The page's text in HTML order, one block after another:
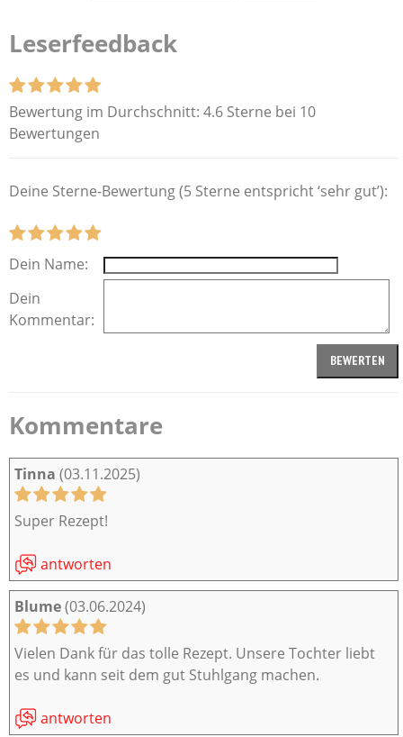
Leserfeedback
Bewertung im Durchschnitt: 4.6 Sterne bei 10
Bewertungen
Deine Sterne-Bewertung (5 Sterne entspricht ‘sehr gut’):
Dein Name:
Dein
Kommentar:
Kommentare
Tinna (03.11.2025)
Super Rezept!
antworten
Blume(03.06.2024)
Vielen Dank für das tolle Rezept. Unsere Tochter liebt
es und kann seit dem gut Stuhlgang machen.
antworten